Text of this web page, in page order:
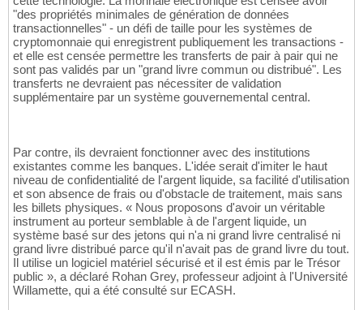
"des propriétés minimales de génération de données
transactionnelles" - un défi de taille pour les systèmes de
cryptomonnaie qui enregistrent publiquement les transactions -
et elle est censée permettre les transferts de pair à pair qui ne
sont pas validés par un "grand livre commun ou distribué". Les
transferts ne devraient pas nécessiter de validation
supplémentaire par un système gouvernemental central.
Par contre, ils devraient fonctionner avec des institutions
existantes comme les banques. L'idée serait d'imiter le haut
niveau de confidentialité de l'argent liquide, sa facilité d'utilisation
et son absence de frais ou d'obstacle de traitement, mais sans
les billets physiques. « Nous proposons d'avoir un véritable
instrument au porteur semblable à de l'argent liquide, un
système basé sur des jetons qui n'a ni grand livre centralisé ni
grand livre distribué parce qu'il n'avait pas de grand livre du tout.
Il utilise un logiciel matériel sécurisé et il est émis par le Trésor
public », a déclaré Rohan Grey, professeur adjoint à l'Université
Willamette, qui a été consulté sur ECASH.